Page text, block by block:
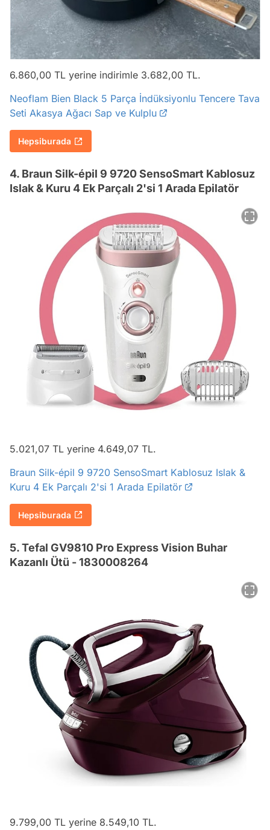
6.860,00 TL yerine indirimle 3.682,00 TL.
Neoflam Bien Black 5 Parça İndüksiyonlu Tencere Tava
Seti Akasya Ağacı Sap ve Kulplu
Hepsiburada
4. Braun Silk-épil 9 9720 SensoSmart Kablosuz
Islak & Kuru 4 Ek Parçalı 2'si 1 Arada Epilatör
5.021,07 TL yerine 4.649,07 TL.
Braun Silk-épil 9 9720 SensoSmart Kablosuz Islak &
Kuru 4 Ek Parçalı 2'si 1 Arada Epilatör
Hepsiburada
5. Tefal GV9810 Pro Express Vision Buhar
Kazanlı Ütü - 1830008264
9.799,00 TL yerine 8.549,10 TL.